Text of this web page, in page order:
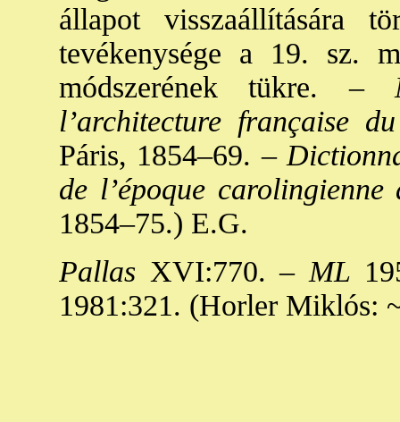
állapot visszaállítására
tevékenysége a 19. sz.
módszerének tükre. –
l’architecture française
Páris, 1854–69. –
de l’époque carolingienne
1854–75.) E.G.
Pallas XVI:770. –ML
1981:321. (Horler Miklós: